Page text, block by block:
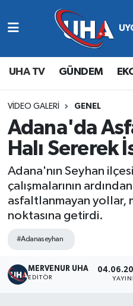
UHA TV GÜNDEM
VIDEO GALERI GENEL
Adana'da
Halı Sererek
Adana'nın Seyhan
çalışmalarının
asfaltlanmayan yollar,
noktasına getirdi.
#Adanaseyhan
MERVENUR UHA
EDITÖR
Abone Ol
Gündem
Ekonomi
Magazin
Siyaset
Spor
Nöbetçi Eczaneler
Hava Durumu
Namaz Vakitleri
Trafik Durumu
Süper Lig Puan
Tüm Manşetler